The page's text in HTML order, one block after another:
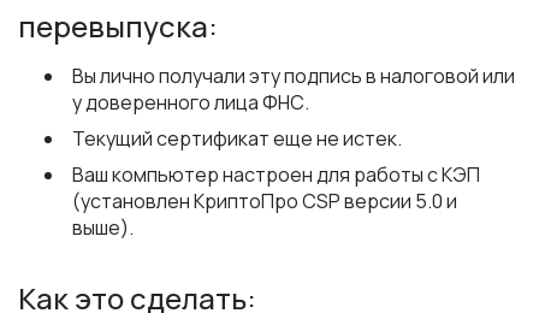
перевыпуска:
Вы лично получали эту подпись в налоговой или
у доверенного лица ФНС.
Текущий сертификат еще не истек.
Ваш компьютер настроен для работы с КЭП
(установлен КриптоПро CSP версии 5.0 и
выше).
Как это сделать: